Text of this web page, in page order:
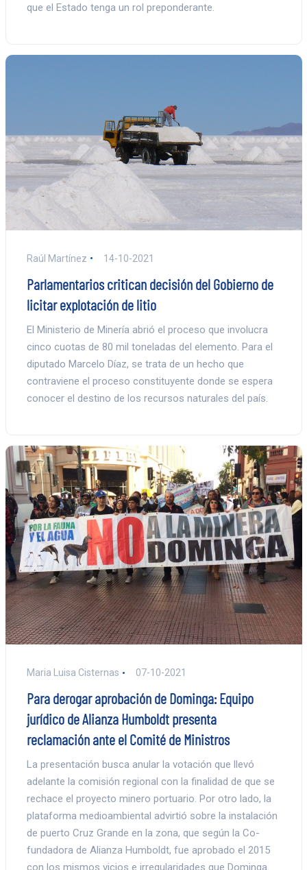
que el Estado tenga un rol preponderante.
Raúl Martínez 14-10-2021
Parlamentarios critican decisión del Gobierno de
licitar explotación de litio
El Ministerio de Minería abrió el proceso que involucra
cinco cuotas de 80 mil toneladas del elemento. Para el
diputado Marcelo Díaz, se trata de un hecho que
contraviene el proceso constituyente donde se espera
conocer el destino de los recursos naturales del país.
Maria Luisa Cisternas 07-10-2021
Para derogar aprobación de Dominga: Equipo
jurídico de Alianza Humboldt presenta
reclamación ante el Comité de Ministros
La presentación busca anular la votación que llevó
adelante la comisión regional con la finalidad de que se
rechace el proyecto minero portuario. Por otro lado, la
plataforma medioambiental advirtió sobre la instalación
de puerto Cruz Grande en la zona, que según la Co-
fundadora de Alianza Humboldt, fue aprobado el 2015
con los mismos vicios e irregularidades que Dominga.